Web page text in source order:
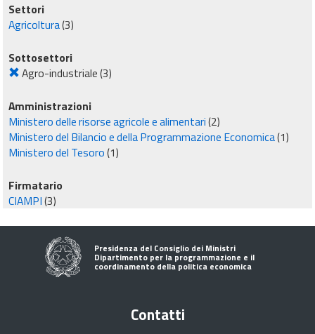
Settori
Agricoltura(3)
Sottosettori
Agro-industriale(3)
Amministrazioni
Ministero delle risorse agricole e alimentari(2)
Ministero del Bilancio e della Programmazione Economica(1)
Ministero del Tesoro(1)
Firmatario
CIAMPI(3)
Presidenza del Consiglio dei Ministri
Dipartimento per la programmazione e il
coordinamento della politica economica
Contatti